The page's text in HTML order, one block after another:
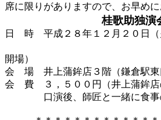
席に限りがありますので、お早めに
桂歌助独演
日 時 平成２８年１２月２０日（
（ＡＭ
開場）
会 場 井上蒲鉾店３階（鎌倉駅東
会 費 ３，５００円（井上蒲鉾店
口演後、師匠と一緒に食事の